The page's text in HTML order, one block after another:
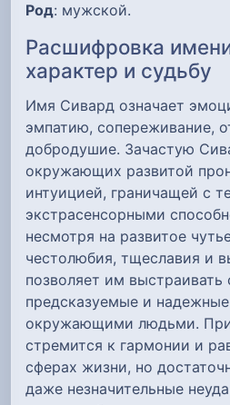
Род: мужской.
Расшифровка
характер и судьбу
Имя Сивард означает
эмпатию, сопереживание,
добродушие. Зачастую
окружающих развитой
интуицией, граничащей с
экстрасенсорными
несмотря на развитое
честолюбия, тщеславия и
позволяет им выстраивать
предсказуемые и
окружающими людьми.
стремится к гармонии и
сферах жизни, но
даже незначительные